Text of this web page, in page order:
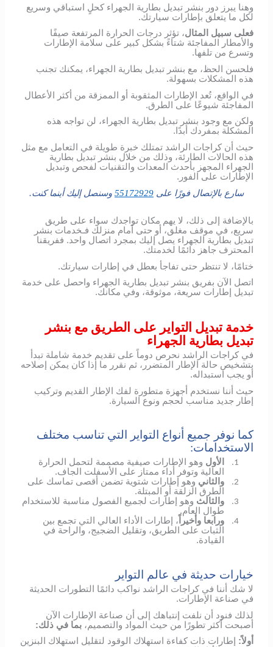
وهنا يبرز دور بنشر تبديل بطارية الجهراء كحلٍ استباقي وسريع
لكل ما يتعلق بإطارات سيارتك.
فعلى سبيل المثال، تؤثر درجات الحرارة المرتفعة صيفًا
والأمطار المفاجئة شتاءً بشكل كبير على سلامة الإطارات
وتسرع من تلفها.
فلحسن الحظ، مع بنشر تبديل بطارية الجهراء، يمكنك تجنب
هذه المشكلات بسهولة.
في الواقع، تُعد الإطارات المثقوبة أو الممزقة من أكثر الأعطال
المفاجئة شيوعًا على الطرق.
ولكن مع وجود بنشر تبديل بطارية الجهراء، لن تواجه هذه
المشكلة بمفردك أبدًا.
حيث أن كراجات الراشد تمتلك خبرة طويلة في التعامل مع مثل
هذه الحالات الطارئة، وذلك من خلال بنشر تبديل بطارية
الجهراء المجهز بأحدث المعدات والتقنيات لفحص وتبديل
الإطارات على الفور.
سارع بالإتصال فورًا على 55172929 وسنصل إليك أينما كنت.
بالإضافة إلى ذلك، لا يهم مكان تواجدك سواء على طريق
سريع، في موقف مغلق، أو حتى أمام منزلك فـخدمات بنشر
تبديل بطارية الجهراء يصل إليك بمجرد اتصال واحد. ففريقنا
المحترف جاهز دائمًا لخدمتك.
ختامًا، لا تنتظر حتى تفاجأ بعطل في إطارات سيارتك.
اتصل الآن بفريق بنشر تبديل بطارية الجهراء واحصل على خدمة
تبديل إطارات سريعة، موثوقة، وفي مكانك.
خدمة تبديل التواير على الطريق مع بنشر
تبديل بطارية الجهراء
في كراجات الراشد نحرص دوماً على تقديم خدمة شاملة تبدأ
بتشخيص حالة الإطار المتضرر، ثم نقرر ما إذا كان يمكن إصلاحه
أو يجب استبداله.
حيث أننا نستخدم أجهزة متطورة لفك الإطار القديم وتركيب
إطار جديد مناسب لحجم ونوع السيارة.
كما نوفر جميع أنواع التواير التي تناسب مختلف
الاستخدامات:
1. الأول وهو الإطارات صيفية مصممة لتحمل الحرارة
العالية وتوفر أداء ممتاز على الأسفلت الجاف.
2. والثاني وهو إطارات شتوية تضمن أقصى تماسك على
الطرق الزلقة أو المبتلة.
3. والثالث وهو إطارات لجميع الفصول مناسبة للاستخدام
طوال العام.
4. ورابعا وأخيراً ، إطارات الأداء العالي التي تجمع بين
الثبات على الطريق، وتقليل الضجيج، والراحة في
القيادة.
خيارات حديثة في عالم التواير
لا شك أننا في كراجات الراشد نواكب دائمًا التطورات الحديثة
في صناعة الإطارات.
لذلك فنود أن نلفت إنتباهك إلى أن صناعة الإطارات الآن
أصبحت أكثر تطورًا من حيث المواد والتصميم،بما في ذلك:
أولاً: إطارات ذات كفاءة استهلاك الوقود لتقليل استهلاك البنزين